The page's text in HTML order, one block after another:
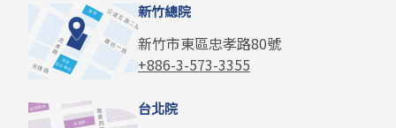
新竹總院
新竹市東區忠孝路80號
+886-3-573-3355
台北院